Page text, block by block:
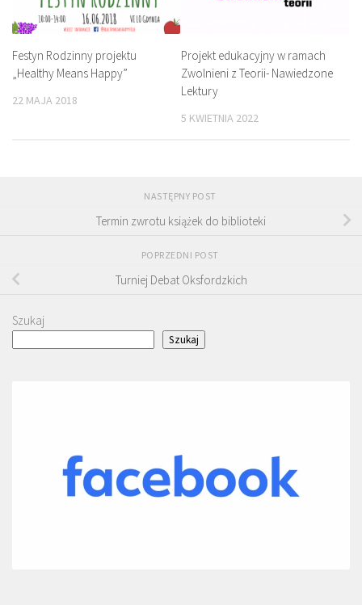
Festyn Rodzinny projektu
„Healthy Means Happy”
22 MAJA 2018
Projekt edukacyjny w ramach
Zwolnieni z Teorii- Nawiedzone
Lektury
5 KWIETNIA 2022
NASTĘPNY POST
Termin zwrotu książek do biblioteki
POPRZEDNI POST
Turniej Debat Oksfordzkich
Szukaj
Szukaj